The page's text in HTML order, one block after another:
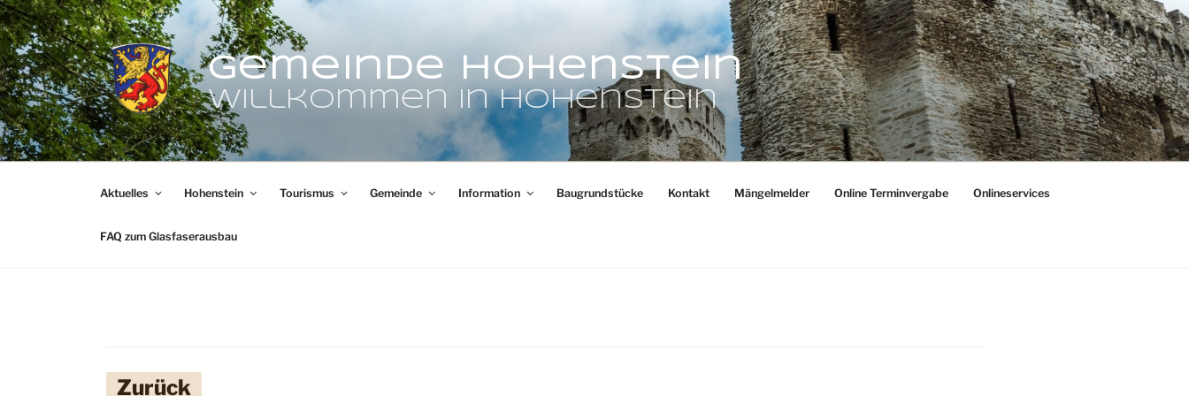
Zum
Inhalt
springen
Gemeinde Hohenstein
Willkommen in Hohenstein
Aktuelles Hohenstein Tourismus Gemeinde Information Baugrundstücke Kontakt Mängelmelder Online Terminvergabe Onlineservices
FAQ zum Glasfaserausbau
Zurück